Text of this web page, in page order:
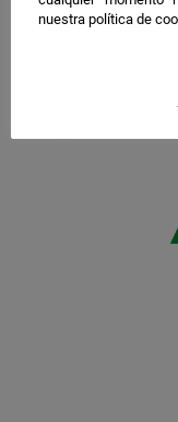
nuestra política de